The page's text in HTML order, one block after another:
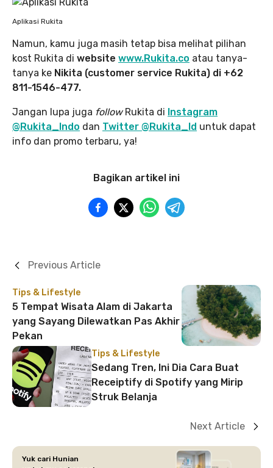
Aplikasi Rukita
Namun, kamu juga masih tetap bisa melihat pilihan
kost Rukita di website www.Rukita.co atau tanya-
tanya ke Nikita (customer service Rukita) di +62
811-1546-477.
Jangan lupa juga followRukita di Instagram
@Rukita_Indo dan Twitter @Rukita_Id untuk dapat
info dan promo terbaru, ya!
Bagikan artikel ini
Tips & Lifestyle
5 Tempat Wisata Alam di Jakarta
yang Sayang Dilewatkan Pas Akhir
Pekan
Previous Article
Tips & Lifestyle
Sedang Tren, Ini Dia Cara Buat
Receiptify di Spotify yang Mirip
Struk Belanja
Next Article
Yuk cari Hunian